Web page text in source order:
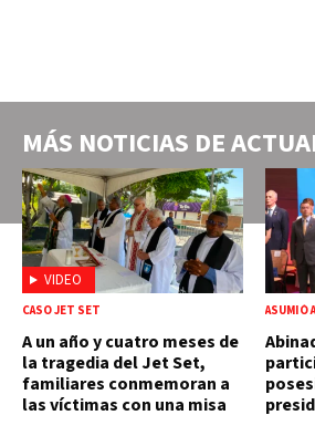
MÁS NOTICIAS DE
VIDEO
CASO JET SET
A un año y cuatro meses de
la tragedia del Jet Set,
familiares conmemoran a
las víctimas con una misa
ASUMIÓ